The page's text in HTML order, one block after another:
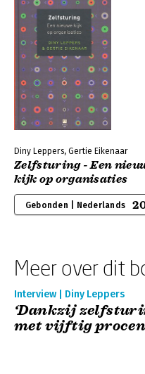
Diny Leppers, Gertie Eikenaar
Zelfsturing - Een
kijk op organisaties
Gebonden | Nederlands
Meer over dit
Interview | Diny Leppers
‘Dankzij
met vijftig